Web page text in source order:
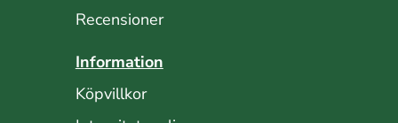
Recensioner
Information
Köpvillkor